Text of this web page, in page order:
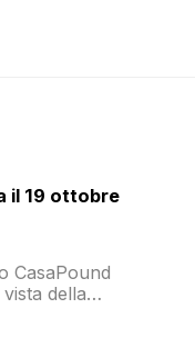
il 19 ottobre
CasaPound
della